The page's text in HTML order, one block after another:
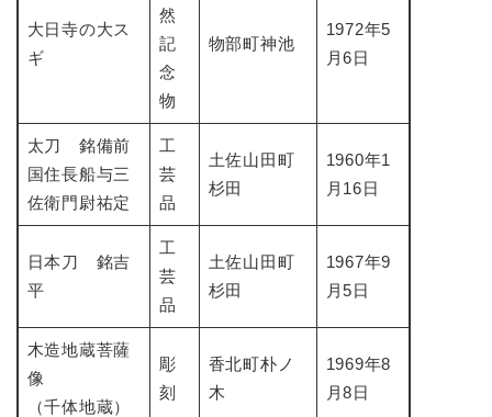
大日寺の大ス
ギ
然
記
念
物
物部町神池
1972年5
月6日
太刀 銘備前
国住長船与三
佐衛門尉祐定
工
芸
品
土佐山田町
杉田
1960年1
月16日
日本刀 銘吉
平
工
芸
品
土佐山田町
杉田
1967年9
月5日
木造地蔵菩薩
像
（千体地蔵）
彫
刻
香北町朴ノ
木
1969年8
月8日